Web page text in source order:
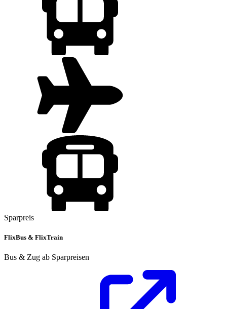
Sparpreis
FlixBus & FlixTrain
Bus & Zug ab Sparpreisen